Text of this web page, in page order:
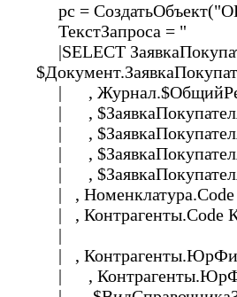
рс =
ТекстЗапроса = "
|SELECT
| ,
| ,
| ,
| ,
| ,
| ,
| , Контрагенты.Code
|
| ,
| ,